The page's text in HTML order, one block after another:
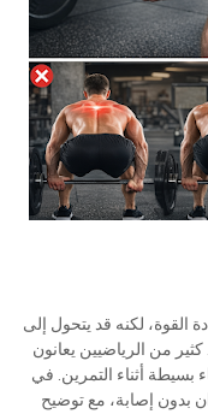
القوة، لكنه قد يتحول إلى
من الرياضيين يعانون
بسيطة أثناء التمرين. في
بدون إصابة، مع توضيح